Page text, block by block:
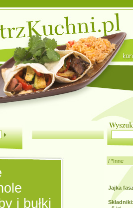
i bułki
/ *Inne
Jajka